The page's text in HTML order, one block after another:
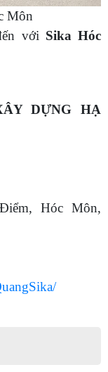
Môn
với Sika Hóc
DỰNG HẠ
Hóc Môn,